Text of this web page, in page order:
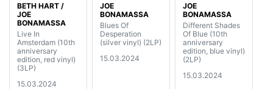
BETH HART /
JOE
BONAMASSA
Live In
Amsterdam (10th
anniversary
edition, red vinyl)
(3LP)
15.03.2024
JOE
BONAMASSA
Blues Of
Desperation
(silver vinyl) (2LP)
15.03.2024
JOE
BONAMASSA
Different Shades
Of Blue (10th
anniversary
edition, blue vinyl)
(2LP)
15.03.2024